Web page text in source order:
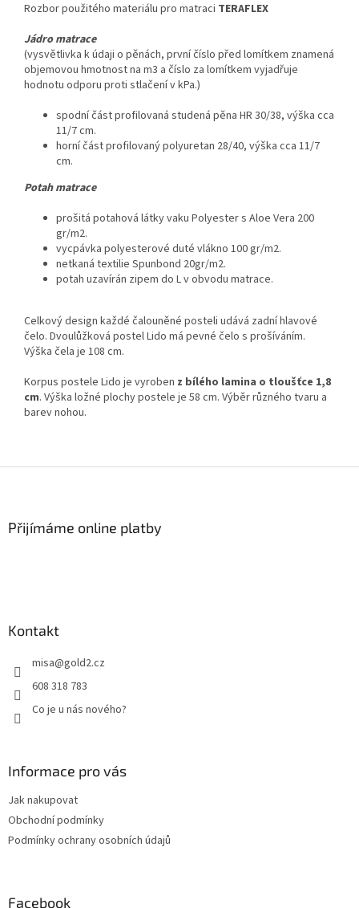
Rozbor použitého materiálu pro matraci TERAFLEX
Jádro matrace
(vysvětlivka k údaji o pěnách, první číslo před lomítkem znamená
objemovou hmotnost na m3 a číslo za lomítkem vyjadřuje
hodnotu odporu proti stlačení v kPa.)
spodní část profilovaná studená pěna HR 30/38, výška cca
11/7 cm.
horní část profilovaný polyuretan 28/40, výška cca 11/7
cm.
Potah matrace
prošitá potahová látky vaku Polyester s Aloe Vera 200
gr/m2.
vycpávka polyesterové duté vlákno 100 gr/m2.
netkaná textilie Spunbond 20gr/m2.
potah uzavírán zipem do L v obvodu matrace.
Celkový design každé čalouněné posteli udává zadní hlavové
čelo. Dvoulůžková postel Lido má pevné čelo s prošíváním.
Výška čela je 108 cm.
Korpus postele Lido je vyroben z bílého lamina o tloušťce 1,8
cm. Výška ložné plochy postele je 58 cm. Výběr různého tvaru a
barev nohou.
Přijímáme online platby
Kontakt
misa@gold2.cz
608 318 783
Co je u nás nového?
Informace pro vás
Jak nakupovat
Obchodní podmínky
Podmínky ochrany osobních údajů
Facebook